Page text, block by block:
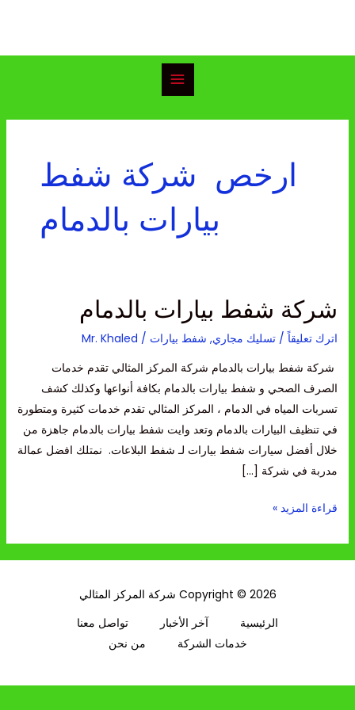
ارخص شركة شفط
بيارات بالدمام
شركة شفط بيارات بالدمام
اترك تعليقاً / تسليك مجاري, شفط بيارات /
Mr. Khaled
شركة شفط بيارات بالدمام شركة المركز المثالي تقدم خدمات
الصرف الصحي و شفط بيارات بالدمام بكافة أنواعها وكذلك كشف
تسربات المياه في الدمام ، المركز المثالي تقدم خدمات كثيرة ومتطورة
في تنظيف البيارات بالدمام وتعد وايت شفط بيارات بالدمام جاهزة من
خلال أفضل سيارات شفط بيارات لـ شفط البلاعات. نمتلك افضل عمالة
مدربة في شركة […]
شركة
بيارات
بالدمام
قراءة المزيد »
Copyright © 2026 شركة المركز المثالي
الرئيسية
آخر الأخبار
تواصل معنا
خدمات الشركة
من نحن